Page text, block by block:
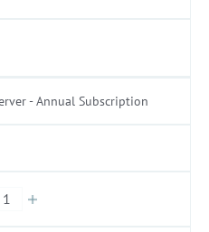
- Annual Subscription